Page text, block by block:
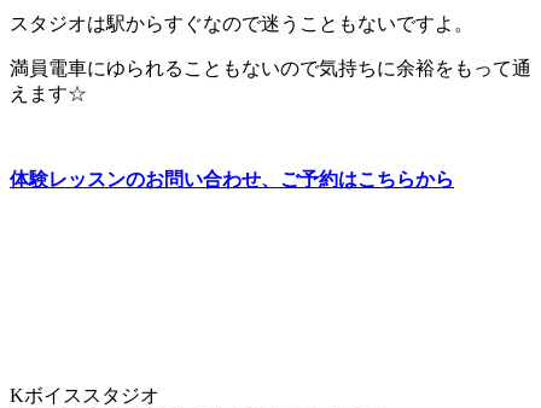
スタジオは駅からすぐなので迷うこともないですよ。
満員電車にゆられることもないので気持ちに余裕をもって通
えます☆
体験レッスンのお問い合わせ、ご予約はこちらから
Kボイススタジオ